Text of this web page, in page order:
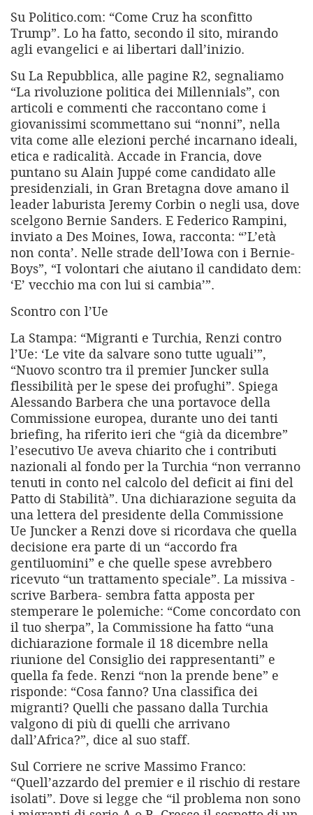
Su Politico.com: “Come Cruz ha sconfitto
Trump”. Lo ha fatto, secondo il sito, mirando
agli evangelici e ai libertari dall’inizio.
Su La Repubblica, alle pagine R2, segnaliamo
“La rivoluzione politica dei Millennials”, con
articoli e commenti che raccontano come i
giovanissimi scommettano sui “nonni”, nella
vita come alle elezioni perché incarnano ideali,
etica e radicalità. Accade in Francia, dove
puntano su Alain Juppé come candidato alle
presidenziali, in Gran Bretagna dove amano il
leader laburista Jeremy Corbin o negli usa, dove
scelgono Bernie Sanders. E Federico Rampini,
inviato a Des Moines, Iowa, racconta: “’L’età
non conta’. Nelle strade dell’Iowa con i Bernie-
Boys”, “I volontari che aiutano il candidato dem:
‘E’ vecchio ma con lui si cambia’”.
Scontro con l’Ue
La Stampa: “Migranti e Turchia, Renzi contro
l’Ue: ‘Le vite da salvare sono tutte uguali’”,
“Nuovo scontro tra il premier Juncker sulla
flessibilità per le spese dei profughi”. Spiega
Alessando Barbera che una portavoce della
Commissione europea, durante uno dei tanti
briefing, ha riferito ieri che “già da dicembre”
l’esecutivo Ue aveva chiarito che i contributi
nazionali al fondo per la Turchia “non verranno
tenuti in conto nel calcolo del deficit ai fini del
Patto di Stabilità”. Una dichiarazione seguita da
una lettera del presidente della Commissione
Ue Juncker a Renzi dove si ricordava che quella
decisione era parte di un “accordo fra
gentiluomini” e che quelle spese avrebbero
ricevuto “un trattamento speciale”. La missiva -
scrive Barbera- sembra fatta apposta per
stemperare le polemiche: “Come concordato con
il tuo sherpa”, la Commissione ha fatto “una
dichiarazione formale il 18 dicembre nella
riunione del Consiglio dei rappresentanti” e
quella fa fede. Renzi “non la prende bene” e
risponde: “Cosa fanno? Una classifica dei
migranti? Quelli che passano dalla Turchia
valgono di più di quelli che arrivano
dall’Africa?”, dice al suo staff.
Sul Corriere ne scrive Massimo Franco:
“Quell’azzardo del premier e il rischio di restare
isolati”. Dove si legge che “il problema non sono